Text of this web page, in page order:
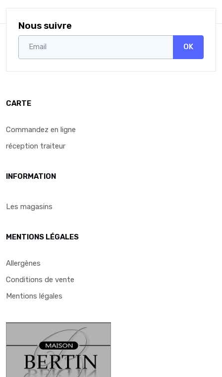
Nous suivre
OK
CARTE
Commandez en ligne
réception traiteur
INFORMATION
Les magasins
MENTIONS LÉGALES
Allergènes
Conditions de vente
Mentions légales